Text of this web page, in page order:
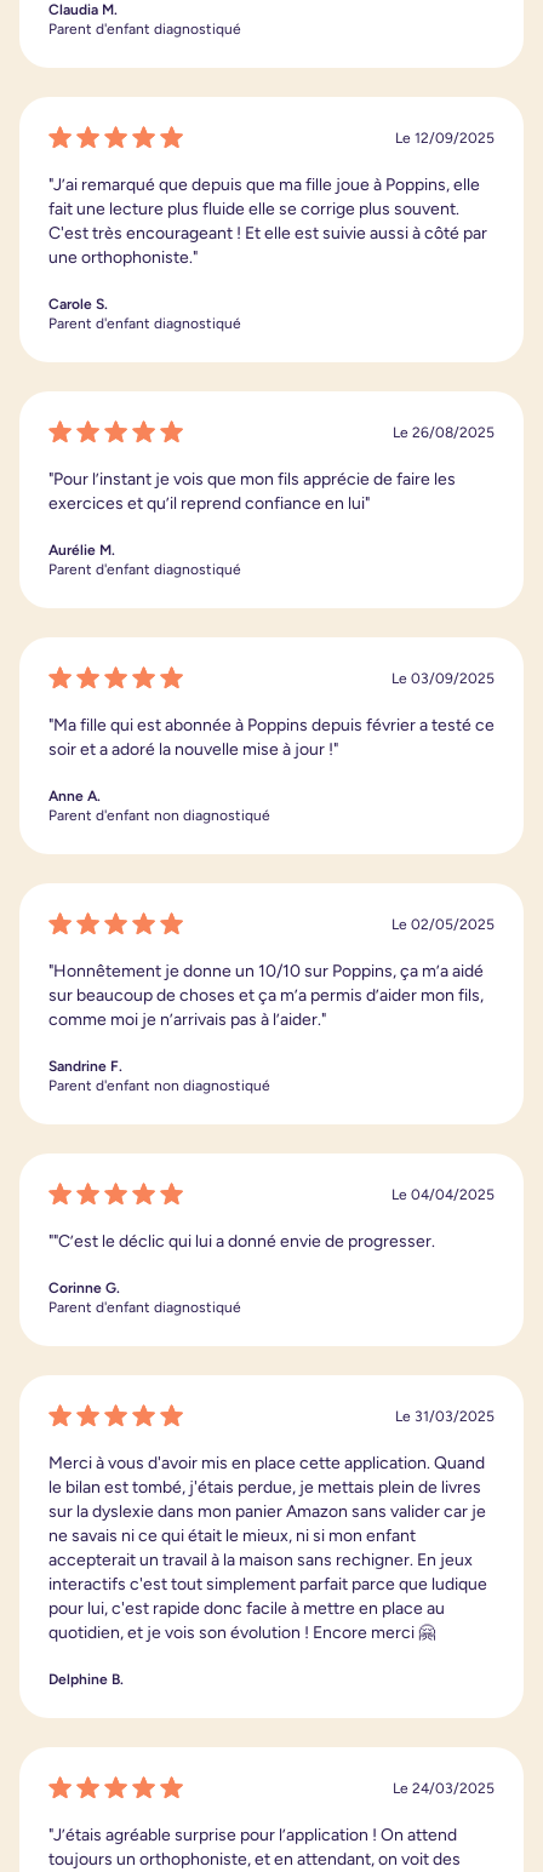
Claudia M.
Parent d'enfant diagnostiqué
Le 12/09/2025
"J’ai remarqué que depuis que ma fille joue à Poppins, elle
fait une lecture plus fluide elle se corrige plus souvent.
C'est très encourageant ! Et elle est suivie aussi à côté par
une orthophoniste."
Carole S.
Parent d'enfant diagnostiqué
Le 26/08/2025
"Pour l’instant je vois que mon fils apprécie de faire les
exercices et qu’il reprend confiance en lui"
Aurélie M.
Parent d'enfant diagnostiqué
Le 03/09/2025
"Ma fille qui est abonnée à Poppins depuis février a testé ce
soir et a adoré la nouvelle mise à jour !"
Anne A.
Parent d'enfant non diagnostiqué
Le 02/05/2025
"Honnêtement je donne un 10/10 sur Poppins, ça m’a aidé
sur beaucoup de choses et ça m’a permis d’aider mon fils,
comme moi je n’arrivais pas à l’aider."
Sandrine F.
Parent d'enfant non diagnostiqué
Le 04/04/2025
""C’est le déclic qui lui a donné envie de progresser.
Corinne G.
Parent d'enfant diagnostiqué
Le 31/03/2025
Merci à vous d'avoir mis en place cette application. Quand
le bilan est tombé, j'étais perdue, je mettais plein de livres
sur la dyslexie dans mon panier Amazon sans valider car je
ne savais ni ce qui était le mieux, ni si mon enfant
accepterait un travail à la maison sans rechigner. En jeux
interactifs c'est tout simplement parfait parce que ludique
pour lui, c'est rapide donc facile à mettre en place au
quotidien, et je vois son évolution ! Encore merci 🤗
Delphine B.
Le 24/03/2025
"J’étais agréable surprise pour l’application ! On attend
toujours un orthophoniste, et en attendant, on voit des